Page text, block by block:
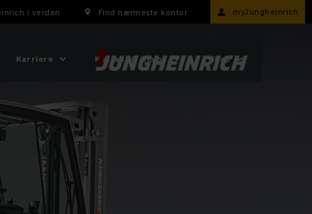
i verden Find nærmeste kontor myJungheinrich
Karriere Kontakt & Om os Shop